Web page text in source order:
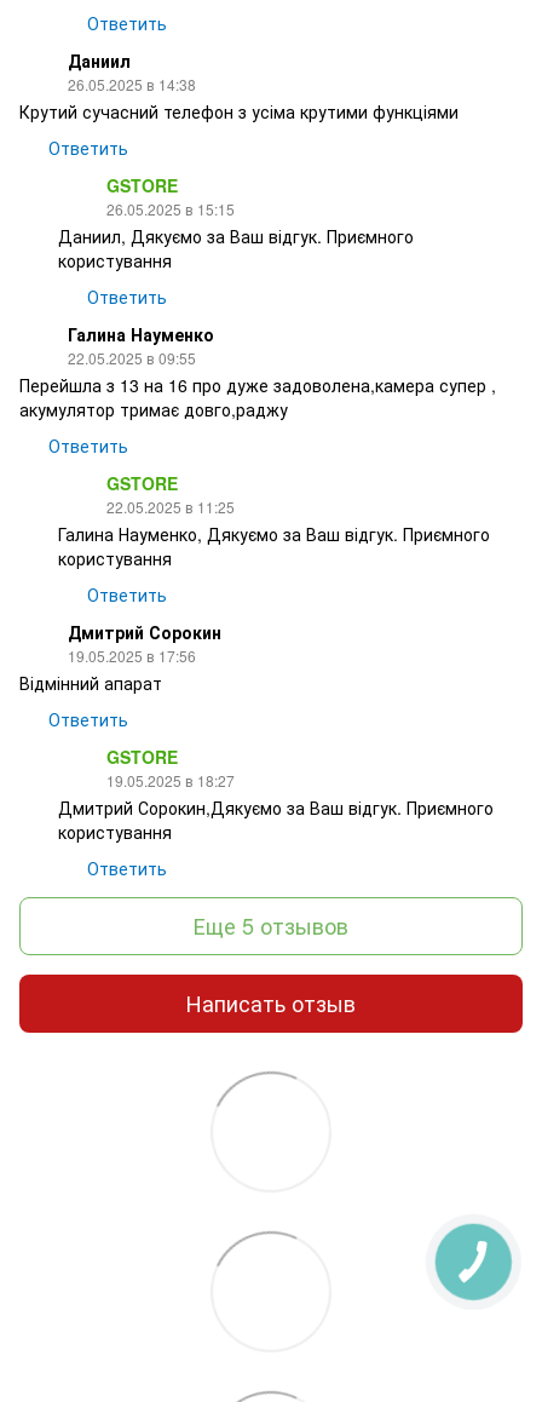
Ответить
Даниил
26.05.2025 в 14:38
Крутий сучасний телефон з усіма крутими функціями
Ответить
GSTORE
26.05.2025 в 15:15
Даниил, Дякуємо за Ваш відгук. Приємного
користування
Ответить
Галина Науменко
22.05.2025 в 09:55
Перейшла з 13 на 16 про дуже задоволена,камера супер ,
акумулятор тримає довго,раджу
Ответить
GSTORE
22.05.2025 в 11:25
Галина Науменко, Дякуємо за Ваш відгук. Приємного
користування
Ответить
Дмитрий Сорокин
19.05.2025 в 17:56
Відмінний апарат
Ответить
GSTORE
19.05.2025 в 18:27
Дмитрий Сорокин,Дякуємо за Ваш відгук. Приємного
користування
Ответить
Еще 5 отзывов
Написать отзыв